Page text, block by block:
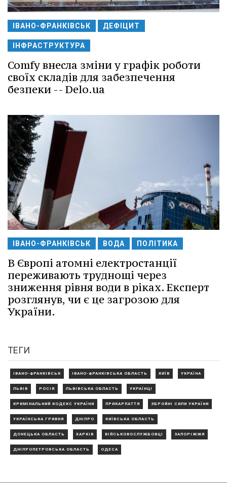
ІВАНО-ФРАНКІВСЬК ДЕФІЦИТ
ІНФРАСТРУКТУРА
Comfy внесла зміни у графік роботи
своїх складів для забезпечення
безпеки -- Delo.ua
ІВАНО-ФРАНКІВСЬК ВОДА ПОЛІТИКА
В Європі атомні електростанції
переживають труднощі через
зниження рівня води в ріках. Експерт
розглянув, чи є це загрозою для
України.
ТЕГИ
ІВАНО-ФРАНКІВСЬК ІВАНО-ФРАНКІВСЬКА ОБЛАСТЬ КИЇВ УКРАЇНА
ЛЬВІВ РОСІЯ ЛЬВІВСЬКА ОБЛАСТЬ УКРАЇНЦІ
КРИМІНАЛЬНИЙ КОДЕКС УКРАЇНИ ПРИКАРПАТТЯ ЗБРОЙНІ СИЛИ УКРАЇНИ
УКРАЇНСЬКА ГРИВНЯ ДНІПРО КИЇВСЬКА ОБЛАСТЬ
ДОНЕЦЬКА ОБЛАСТЬ ХАРКІВ ВІЙСЬКОВОСЛУЖБОВЦІ ЗАПОРІЖЖЯ
ДНІПРОПЕТРОВСЬКА ОБЛАСТЬ ОДЕСА